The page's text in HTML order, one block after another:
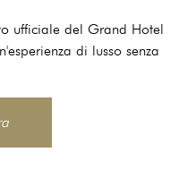
ufficiale del Grand Hotel
di lusso senza